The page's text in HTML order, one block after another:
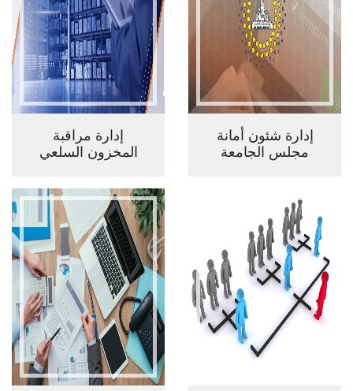
إدارة شئون أمانة
مجلس الجامعة
إدارة مراقبة
المخزون السلعي